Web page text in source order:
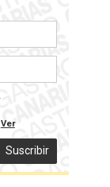
Ver
Suscribir